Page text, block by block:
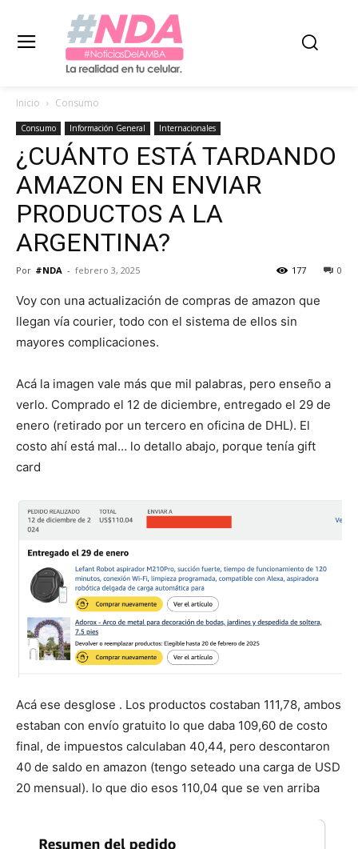
Inicio Consumo
Consumo Información General Internacionales
¿CUÁNTO ESTÁ TARDANDO
AMAZON EN ENVIAR
PRODUCTOS A LA
ARGENTINA?
Por #NDA - febrero 3, 2025 0
177
Voy con una actualización de compras de amazon que
llegan vía courier, todo con el sistema de ellos sin
mayores complicaciones.
Acá la imagen vale más que mil palabras, pero enseño a
verlo. Comprado el 12 de diciembre, entregado el 29 de
enero (retirado por un tercero en oficina de DHL). El
costo ahí está mal… lo detallo abajo, porque tenía gift
card
Acá ese desglose . Los productos costaban 111,78, ambos
estaban con envío gratuito lo que daba 109,60 de costo
final, de impuestos calculaban 40,44, pero descontaron
40 de saldo en amazon (tengo seteado una carga de USD
20 mensual). lo que dio esos 110,04 que se ven arriba